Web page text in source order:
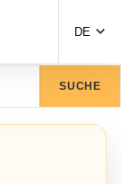
DE
SUCHE